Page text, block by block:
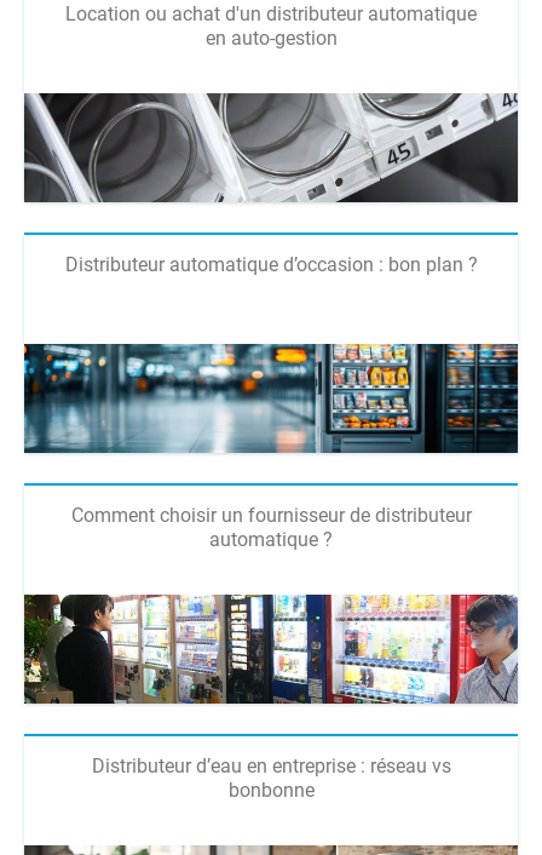
Location ou achat d'un distributeur automatique
en auto-gestion
Distributeur automatique d’occasion : bon plan ?
Comment choisir un fournisseur de distributeur
automatique ?
Distributeur d’eau en entreprise : réseau vs
bonbonne